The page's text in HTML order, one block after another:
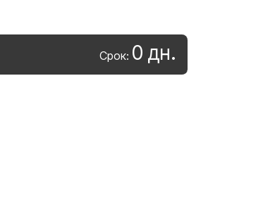
Срок: 0 дн.